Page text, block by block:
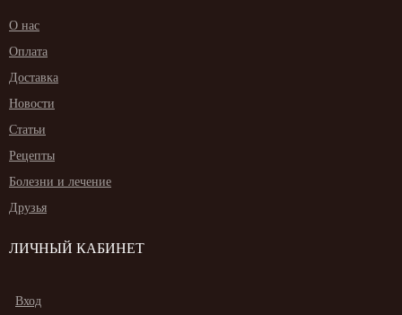
О нас
Оплата
Доставка
Новости
Статьи
Рецепты
Болезни и лечение
Друзья
ЛИЧНЫЙ КАБИНЕТ
Вход